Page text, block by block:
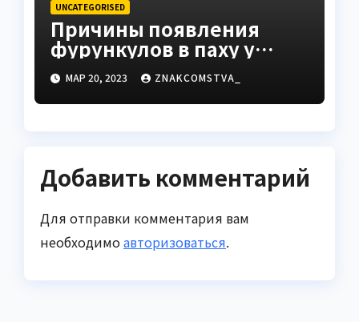
UNCATEGORISED
Причины появления
фурункулов в паху у
мужчин
МАР 20, 2023 ZNAKCOMSTVA_
Добавить комментарий
Для отправки комментария вам
необходимоавторизоваться.